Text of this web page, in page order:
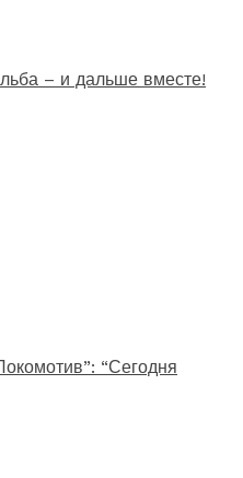
– и дальше вместе!
“Сегодня